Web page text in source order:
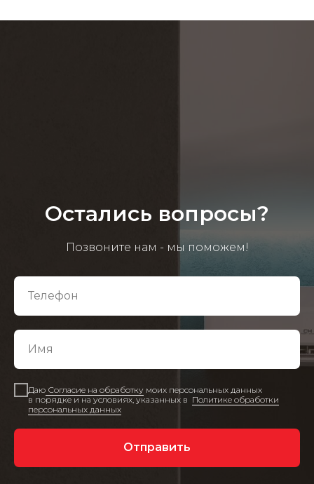
Остались вопросы?
Позвоните нам - мы поможем!
Даю Согласие на обработку моих персональных данных
в порядке и на условиях, указанных в Политике обработки
персональных данных
Отправить